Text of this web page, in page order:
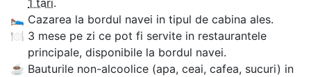
🛌 Cazarea la bordul navei in tipul de cabina ales.
🍽 3 mese pe zi ce pot fi servite in restaurantele
principale, disponibile la bordul navei.
☕ Bauturile non-alcoolice (apa, ceai, cafea, sucuri) in